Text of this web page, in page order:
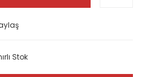
Stok